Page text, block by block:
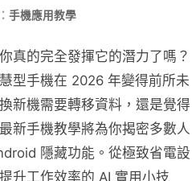
手機應用教學
真的完全發揮它的潛力了嗎？
型手機在 2026 年變得前所未
新機需要轉移資料，還是覺得
新手機教學將為你揭密多數人
隱藏功能。從極致省電設
升工作效率的 AI 實用小技